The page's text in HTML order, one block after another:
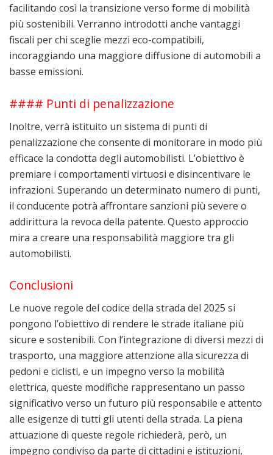
facilitando così la transizione verso forme di mobilità
più sostenibili. Verranno introdotti anche vantaggi
fiscali per chi sceglie mezzi eco-compatibili,
incoraggiando una maggiore diffusione di automobili a
basse emissioni.
#### Punti di penalizzazione
Inoltre, verrà istituito un sistema di punti di
penalizzazione che consente di monitorare in modo più
efficace la condotta degli automobilisti. L’obiettivo è
premiare i comportamenti virtuosi e disincentivare le
infrazioni. Superando un determinato numero di punti,
il conducente potrà affrontare sanzioni più severe o
addirittura la revoca della patente. Questo approccio
mira a creare una responsabilità maggiore tra gli
automobilisti.
Conclusioni
Le nuove regole del codice della strada del 2025 si
pongono l’obiettivo di rendere le strade italiane più
sicure e sostenibili. Con l’integrazione di diversi mezzi di
trasporto, una maggiore attenzione alla sicurezza di
pedoni e ciclisti, e un impegno verso la mobilità
elettrica, queste modifiche rappresentano un passo
significativo verso un futuro più responsabile e attento
alle esigenze di tutti gli utenti della strada. La piena
attuazione di queste regole richiederà, però, un
impegno condiviso da parte di cittadini e istituzioni,